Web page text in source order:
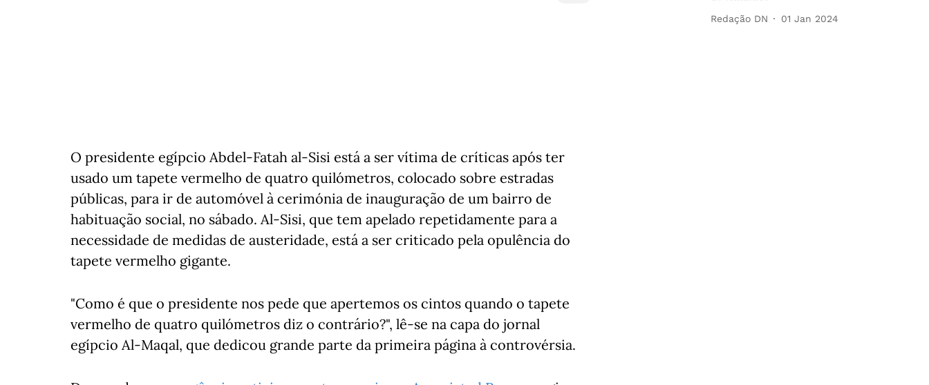
O presidente egípcio Abdel-Fatah al-Sisi está a ser vítima de críticas após ter
usado um tapete vermelho de quatro quilómetros, colocado sobre estradas
públicas, para ir de automóvel à cerimónia de inauguração de um bairro de
habituação social, no sábado. Al-Sisi, que tem apelado repetidamente para a
necessidade de medidas de austeridade, está a ser criticado pela opulência do
tapete vermelho gigante.
"Como é que o presidente nos pede que apertemos os cintos quando o tapete
vermelho de quatro quilómetros diz o contrário?", lê-se na capa do jornal
egípcio Al-Maqal, que dedicou grande parte da primeira página à controvérsia.
Redação DN 01 Jan 2024